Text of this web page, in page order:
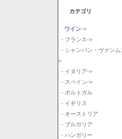
カテゴリ
ワイン->
- フランス->
- シャンパン・ヴァンム
>
- イタリア->
- スペイン->
- ポルトガル
- イギリス
- オーストリア
- ブルガリア
- ハンガリー